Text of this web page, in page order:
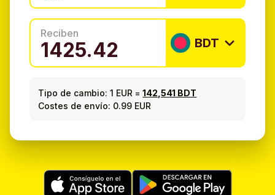
Reciben
BDT
Tipo de cambio: 1 EUR =142,541 BDT
Costes de envío: 0.99 EUR